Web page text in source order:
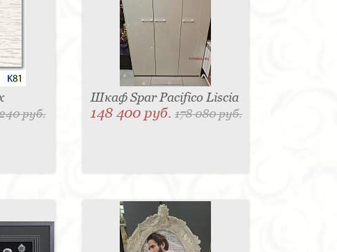
руб.
Шкаф Spar Pacifico Liscia
148 400 руб.178 080 руб.